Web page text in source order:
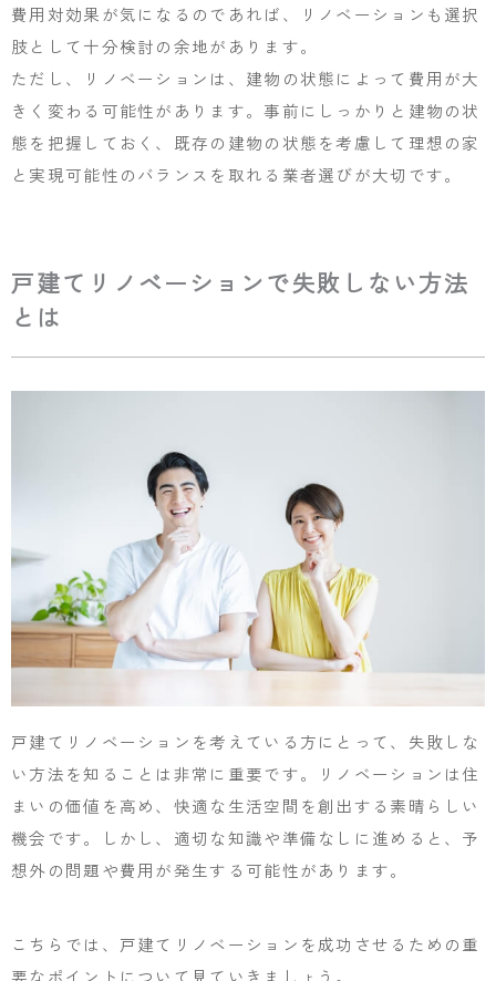
費用対効果が気になるのであれば、リノベーションも選択
肢として十分検討の余地があります。
ただし、リノベーションは、建物の状態によって費用が大
きく変わる可能性があります。事前にしっかりと建物の状
態を把握しておく、既存の建物の状態を考慮して理想の家
と実現可能性のバランスを取れる業者選びが大切です。
戸建てリノベーションで失敗しない方法
とは
戸建てリノベーションを考えている方にとって、失敗しな
い方法を知ることは非常に重要です。リノベーションは住
まいの価値を高め、快適な生活空間を創出する素晴らしい
機会です。しかし、適切な知識や準備なしに進めると、予
想外の問題や費用が発生する可能性があります。
こちらでは、戸建てリノベーションを成功させるための重
要なポイントについて見ていきましょう。